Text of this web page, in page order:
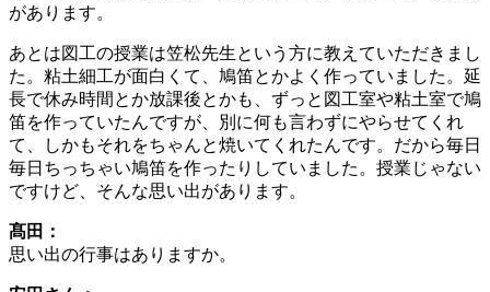
があります。
あとは図工の授業は笠松先生という方に教えていただきまし
た。粘土細工が面白くて、鳩笛とかよく作っていました。延
長で休み時間とか放課後とかも、ずっと図工室や粘土室で鳩
笛を作っていたんですが、別に何も言わずにやらせてくれ
て、しかもそれをちゃんと焼いてくれたんです。だから毎日
毎日ちっちゃい鳩笛を作ったりしていました。授業じゃない
ですけど、そんな思い出があります。
髙田：
思い出の行事はありますか。